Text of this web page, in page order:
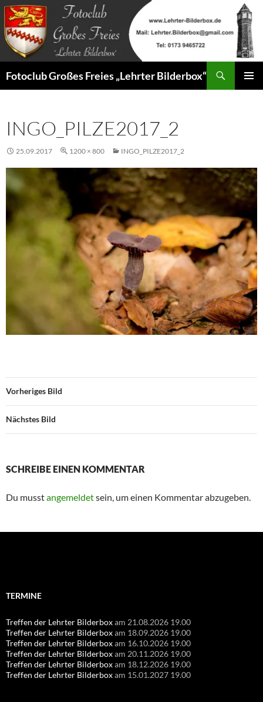
Zum
Inhalt
springen
Fotoclub Großes Freies „Lehrter Bilderbox“
INGO_PILZE2017_2
25.09.2017 1200 × 800 INGO_PILZE2017_2
Vorheriges Bild
Nächstes Bild
SCHREIBE EINEN KOMMENTAR
Du musstangemeldetsein, um einen Kommentar abzugeben.
TERMINE
Treffen der Lehrter Bilderboxam 21.08.2026 19.00
Treffen der Lehrter Bilderboxam 18.09.2026 19.00
Treffen der Lehrter Bilderboxam 16.10.2026 19.00
Treffen der Lehrter Bilderboxam 20.11.2026 19.00
Treffen der Lehrter Bilderboxam 18.12.2026 19.00
Treffen der Lehrter Bilderboxam 15.01.2027 19.00